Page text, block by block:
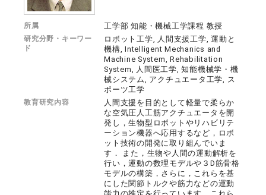
所属 工学部 知能・機械工学課程 教授
研究分野・キーワー
ド
ロボット工学, 人間支援工学, 運動と
機構, Intelligent Mechanics and
Machine System, Rehabilitation
System, 人間医工学, 知能機械学・機
械システム, アクチュエータ工学, ス
ポーツ工学
教育研究内容
人間支援を目的として軽量で柔らか
な空気圧人工筋アクチュエータを開
発し，生物型ロボットやリハビリテ
ーション機器へ応用するなど，ロボ
ット技術の開発に取り組んでいま
す． また，生物や人間の運動解析を
行い，運動の数理モデルや３D筋骨格
モデルの構築，さらに，これらを基
にした関節トルクや筋力などの運動